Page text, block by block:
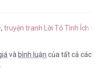
, truyện tranh Lời Tỏ Tình Ích
và bình luận của tất cả các